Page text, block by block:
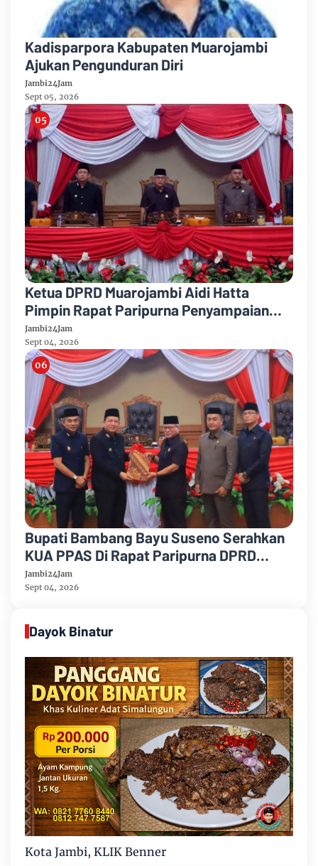
Kadisparpora Kabupaten Muarojambi
Ajukan Pengunduran Diri
Jambi24Jam
Sept 05, 2026
Ketua DPRD Muarojambi Aidi Hatta
Pimpin Rapat Paripurna Penyampaian
Rancangan Perubahan KUA-PPAS Tahun
Anggaran 2026
Jambi24Jam
Sept 04, 2026
Bupati Bambang Bayu Suseno Serahkan
KUA PPAS Di Rapat Paripurna DPRD
Muarojambi
Jambi24Jam
Sept 04, 2026
Dayok Binatur
Kota Jambi, KLIK Benner